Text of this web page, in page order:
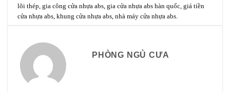
lõi thép ,gia công cửa nhựa abs ,gia cửa nhựa abs hàn quốc ,giá tiền
cửa nhựa abs ,khung cửa nhựa abs ,nhà máy cửa nhựa abs
PHÒNG NGỦ CƯA